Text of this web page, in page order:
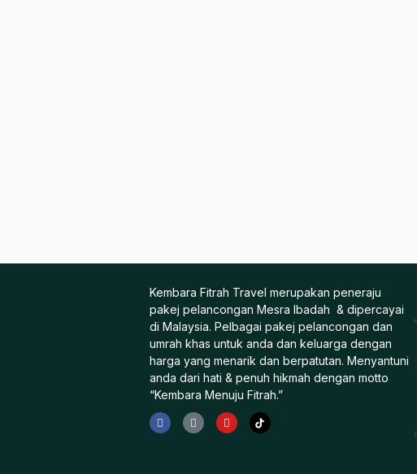
Kembara Fitrah Travel merupakan peneraju
pakej pelancongan Mesra Ibadah & dipercayai
di Malaysia. Pelbagai pakej pelancongan dan
umrah khas untuk anda dan keluarga dengan
harga yang menarik dan berpatutan. Menyantuni
anda dari hati & penuh hikmah dengan motto
“Kembara Menuju Fitrah.”